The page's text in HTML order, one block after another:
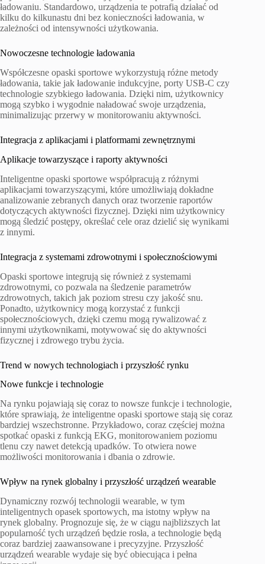
ładowaniu. Standardowo, urządzenia te potrafią działać od
kilku do kilkunastu dni bez konieczności ładowania, w
zależności od intensywności użytkowania.
Nowoczesne technologie ładowania
Współczesne opaski sportowe wykorzystują różne metody
ładowania, takie jak ładowanie indukcyjne, porty USB-C czy
technologie szybkiego ładowania. Dzięki nim, użytkownicy
mogą szybko i wygodnie naładować swoje urządzenia,
minimalizując przerwy w monitorowaniu aktywności.
Integracja z aplikacjami i platformami zewnętrznymi
Aplikacje towarzyszące i raporty aktywności
Inteligentne opaski sportowe współpracują z różnymi
aplikacjami towarzyszącymi, które umożliwiają dokładne
analizowanie zebranych danych oraz tworzenie raportów
dotyczących aktywności fizycznej. Dzięki nim użytkownicy
mogą śledzić postępy, określać cele oraz dzielić się wynikami
z innymi.
Integracja z systemami zdrowotnymi i społecznościowymi
Opaski sportowe integrują się również z systemami
zdrowotnymi, co pozwala na śledzenie parametrów
zdrowotnych, takich jak poziom stresu czy jakość snu.
Ponadto, użytkownicy mogą korzystać z funkcji
społecznościowych, dzięki czemu mogą rywalizować z
innymi użytkownikami, motywować się do aktywności
fizycznej i zdrowego trybu życia.
Trend w nowych technologiach i przyszłość rynku
Nowe funkcje i technologie
Na rynku pojawiają się coraz to nowsze funkcje i technologie,
które sprawiają, że inteligentne opaski sportowe stają się coraz
bardziej wszechstronne. Przykładowo, coraz częściej można
spotkać opaski z funkcją EKG, monitorowaniem poziomu
tlenu czy nawet detekcją upadków. To otwiera nowe
możliwości monitorowania i dbania o zdrowie.
Wpływ na rynek globalny i przyszłość urządzeń wearable
Dynamiczny rozwój technologii wearable, w tym
inteligentnych opasek sportowych, ma istotny wpływ na
rynek globalny. Prognozuje się, że w ciągu najbliższych lat
popularność tych urządzeń będzie rosła, a technologie będą
coraz bardziej zaawansowane i precyzyjne. Przyszłość
urządzeń wearable wydaje się być obiecująca i pełna